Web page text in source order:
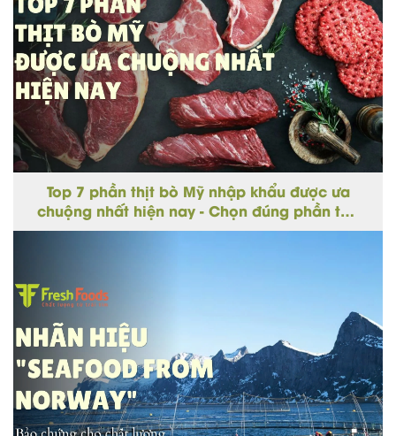
Top 7 phần thịt bò Mỹ nhập khẩu được ưa
chuộng nhất hiện nay - Chọn đúng phần thịt
cho từng món ngon